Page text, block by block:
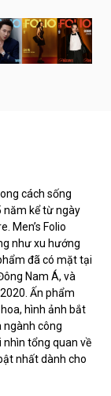
cách sống
năm kể từ ngày
Men’s Folio
như xu hướng
đã có mặt tại
Nam Á, và
Ấn phẩm
hình ảnh bắt
ngành công
nhìn tổng quan về
nhất dành cho